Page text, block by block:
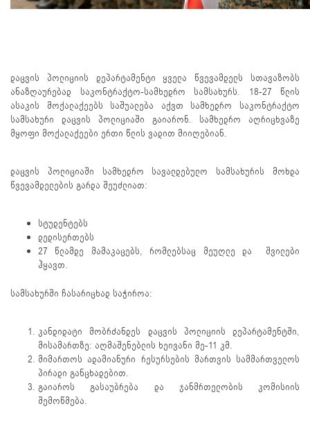
დაცვის პოლიციის დეპარტამენტი ყველა წვევამდელს სთავაზობს
ანაზღაურებად საკონტრაქტო-სამხედრო სამსახურს. 18-27 წლის
ასაკის მოქალაქეებს საშუალება აქვთ სამხედრო საკონტრაქტო
სამსახური დაცვის პოლიციაში გაიარონ. სამხედრო აღრიცხვაზე
მყოფი მოქალაქეები ერთი წლის ვადით მიიღებიან.
დაცვის პოლიციაში სამხედრო სავალდებულო სამსახურის მოხდა
წვევამდელების გარდა შეუძლიათ:
სტუდენტებს
დედისერთებს
27 წლამდე მამაკაცებს, რომლებსაც მეუღლე და შვილები
ჰყავთ.
სამსახურში ჩასარიცხად საჭიროა:
კანდიდატი მობრძანდეს დაცვის პოლიციის დეპარტამენტში,
მისამართზე: აღმაშენებლის ხეივანი მე-11 კმ.
მიმართოს ადამიანური რესურსების მართვის სამმართველოს
პირადი განცხადებით.
გაიაროს გასაუბრება და ჯანმრთელობის კომისიის
შემოწმება.